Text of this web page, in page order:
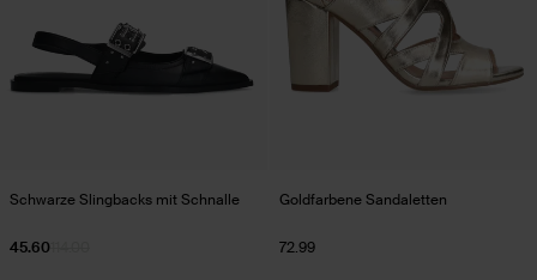
Schwarze Slingbacks mit Schnalle
45.60
Goldfarbene Sandaletten
72.99